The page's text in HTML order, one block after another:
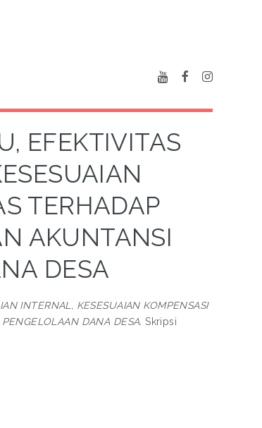
EFEKTIVITAS
TERHADAP
AKUNTANSI
DESA
INTERNAL, KESESUAIAN KOMPENSASI
DANA DESA. Skripsi